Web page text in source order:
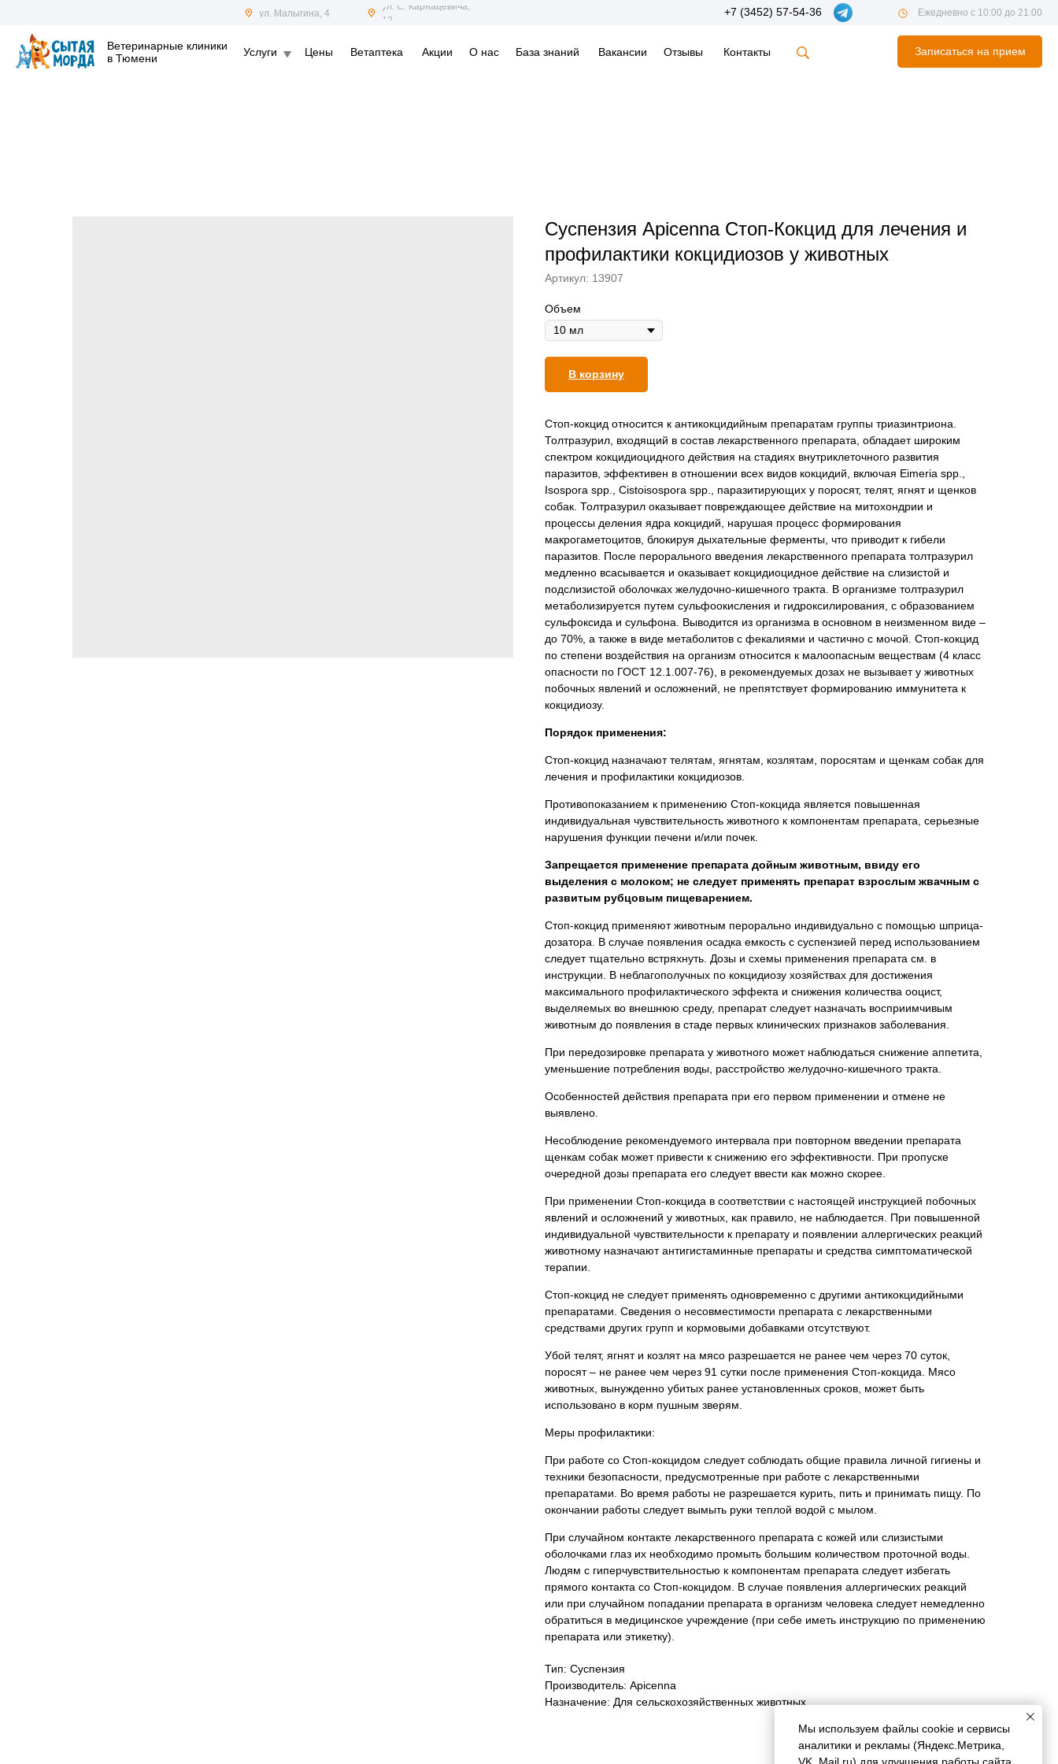
Записаться на прием
+7 (3452) 57-54-36
ул. С. Карнацевича,
12
ул. Малыгина, 4
Ветеринарные клиники
в Тюмени
Ежедневно с 10:00 до 21:00
Услуги Цены База знаний
О нас Контакты
Вакансии Отзывы
Акции
Ветаптека
Суспензия Apicenna Стоп-Кокцид для лечения и
профилактики кокцидиозов у животных
Артикул: 13907
Объем
В корзину
Стоп-кокцид относится к антикокцидийным препаратам группы триазинтриона.
Толтразурил, входящий в состав лекарственного препарата, обладает широким
спектром кокцидиоцидного действия на стадиях внутриклеточного развития
паразитов, эффективен в отношении всех видов кокцидий, включая Eimeria spp.,
Isospora spp., Cistoisospora spp., паразитирующих у поросят, телят, ягнят и щенков
собак. Толтразурил оказывает повреждающее действие на митохондрии и
процессы деления ядра кокцидий, нарушая процесс формирования
макрогаметоцитов, блокируя дыхательные ферменты, что приводит к гибели
паразитов. После перорального введения лекарственного препарата толтразурил
медленно всасывается и оказывает кокцидиоцидное действие на слизистой и
подслизистой оболочках желудочно-кишечного тракта. В организме толтразурил
метаболизируется путем сульфоокисления и гидроксилирования, с образованием
сульфоксида и сульфона. Выводится из организма в основном в неизменном виде –
до 70%, а также в виде метаболитов с фекалиями и частично с мочой. Стоп-кокцид
по степени воздействия на организм относится к малоопасным веществам (4 класс
опасности по ГОСТ 12.1.007-76), в рекомендуемых дозах не вызывает у животных
побочных явлений и осложнений, не препятствует формированию иммунитета к
кокцидиозу.
Порядок применения:
Стоп-кокцид назначают телятам, ягнятам, козлятам, поросятам и щенкам собак для
лечения и профилактики кокцидиозов.
Противопоказанием к применению Стоп-кокцида является повышенная
индивидуальная чувствительность животного к компонентам препарата, серьезные
нарушения функции печени и/или почек.
Запрещается применение препарата дойным животным, ввиду его
выделения с молоком; не следует применять препарат взрослым жвачным с
развитым рубцовым пищеварением.
Стоп-кокцид применяют животным перорально индивидуально с помощью шприца-
дозатора. В случае появления осадка емкость с суспензией перед использованием
следует тщательно встряхнуть. Дозы и схемы применения препарата см. в
инструкции. В неблагополучных по кокцидиозу хозяйствах для достижения
максимального профилактического эффекта и снижения количества ооцист,
выделяемых во внешнюю среду, препарат следует назначать восприимчивым
животным до появления в стаде первых клинических признаков заболевания.
При передозировке препарата у животного может наблюдаться снижение аппетита,
уменьшение потребления воды, расстройство желудочно-кишечного тракта.
Особенностей действия препарата при его первом применении и отмене не
выявлено.
Несоблюдение рекомендуемого интервала при повторном введении препарата
щенкам собак может привести к снижению его эффективности. При пропуске
очередной дозы препарата его следует ввести как можно скорее.
При применении Стоп-кокцида в соответствии с настоящей инструкцией побочных
явлений и осложнений у животных, как правило, не наблюдается. При повышенной
индивидуальной чувствительности к препарату и появлении аллергических реакций
животному назначают антигистаминные препараты и средства симптоматической
терапии.
Стоп-кокцид не следует применять одновременно с другими антикокцидийными
препаратами. Сведения о несовместимости препарата с лекарственными
средствами других групп и кормовыми добавками отсутствуют.
Убой телят, ягнят и козлят на мясо разрешается не ранее чем через 70 суток,
поросят – не ранее чем через 91 сутки после применения Стоп-кокцида. Мясо
животных, вынужденно убитых ранее установленных сроков, может быть
использовано в корм пушным зверям.
Меры профилактики:
При работе со Стоп-кокцидом следует соблюдать общие правила личной гигиены и
техники безопасности, предусмотренные при работе с лекарственными
препаратами. Во время работы не разрешается курить, пить и принимать пищу. По
окончании работы следует вымыть руки теплой водой с мылом.
При случайном контакте лекарственного препарата с кожей или слизистыми
оболочками глаз их необходимо промыть большим количеством проточной воды.
Людям с гиперчувствительностью к компонентам препарата следует избегать
прямого контакта со Стоп-кокцидом. В случае появления аллергических реакций
или при случайном попадании препарата в организм человека следует немедленно
обратиться в медицинское учреждение (при себе иметь инструкцию по применению
препарата или этикетку).
Тип: Суспензия
Производитель: Apicenna
Назначение: Для сельскохозяйственных животных
Мы используем файлы cookie и сервисы
аналитики и рекламы (Яндекс.Метрика,
VK, Mail.ru) для улучшения работы сайта